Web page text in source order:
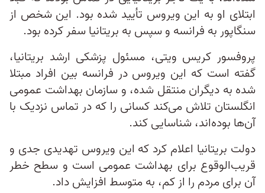
ابتلای او به این ویروس تأیید شده بود. این شخص از
سنگاپور به فرانسه و سپس به بریتانیا سفر کرده بود.
پروفسور کریس ویتی، مسئول پزشکی ارشد بریتانیا،
گفته است که این ویروس در فرانسه بین افراد مبتلا
شده به دیگران منتقل شده، و سازمان بهداشت عمومی
انگلستان تلاش می‌کند کسانی را که در تماس نزدیک با
آن‌ها بوده‌اند، شناسایی کند.
دولت بریتانیا اعلام کرد که این ویروس تهدیدی جدی و
قریب‌الوقوع برای بهداشت عمومی است و سطح خطر
آن برای مردم را از کم، به متوسط افزایش داد.